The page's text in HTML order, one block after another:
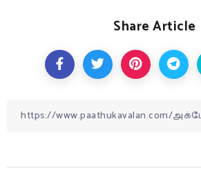
Share Article